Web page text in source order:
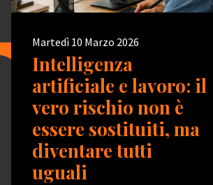
Martedì 10 Marzo 2026
Intelligenza
artificiale e lavoro: il
vero rischio non è
essere sostituiti, ma
diventare tutti
uguali